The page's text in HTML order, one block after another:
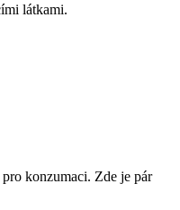
látkami.
konzumaci. Zde je pár